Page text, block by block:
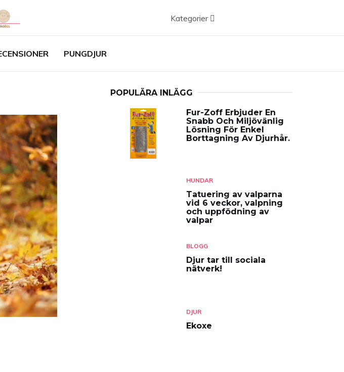
Kategorier
PUNGDJUR
POPULÄRA INLÄGG
Fur-Zoff Erbjuder En
Snabb Och Miljövänlig
Lösning För Enkel
Borttagning Av Djurhår.
HUNDAR
Tatuering av valparna
vid 6 veckor, valpning
och uppfödning av
valpar
BLOGG
Djur tar till sociala
nätverk!
DJUR
Ekoxe